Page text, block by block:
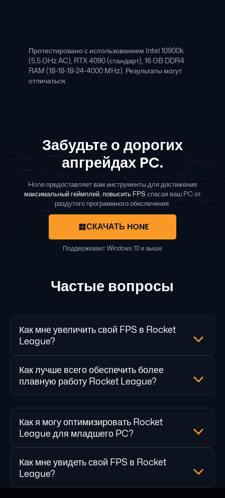
Протестировано с использованием Intel 10900k
(5,5 GHz AC), RTX 4090 (стандарт), 16 GB DDR4
RAM (18-18-18-24-4000 MHz). Результаты могут
отличаться.
Забудьте о дорогих
апгрейдах PC.
Hone предоставляет вам инструменты для достижения
максимальный геймплей повысить FPS спасая ваш PC от
раздутого программного обеспечения.
СКАЧАТЬ HONE
Поддерживает Windows 10 и выше
Частые вопросы
Как мне увеличить свой FPS в Rocket
League?
Как лучше всего обеспечить более
плавную работу Rocket League?
Как я могу оптимизировать Rocket
League для младшего PC?
Как мне увидеть свой FPS в Rocket
League?